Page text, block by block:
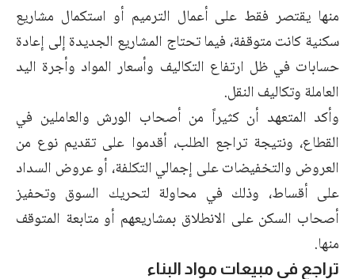
منها يقتصر فقط على أعمال الترميم أو استكمال مشاريع
سكنية كانت متوقفة، فيما تحتاج المشاريع الجديدة إلى إعادة
حسابات في ظل ارتفاع التكاليف وأسعار المواد وأجرة اليد
العاملة وتكاليف النقل.
وأكد المتعهد أن كثيراً من أصحاب الورش والعاملين في
القطاع، ونتيجة تراجع الطلب، أقدموا على تقديم نوع من
العروض والتخفيضات على إجمالي التكلفة، أو عروض السداد
على أقساط، وذلك في محاولة لتحريك السوق وتحفيز
أصحاب السكن على الانطلاق بمشاريعهم أو متابعة المتوقف
منها.
تراجع في مبيعات مواد البناء